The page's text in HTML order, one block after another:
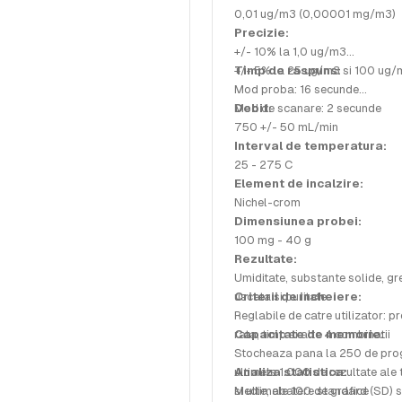
0,01 ug/m3 (0,00001 mg/m3)
Precizie:
+/- 10% la 1,0 ug/m3
+/- 5% la 25 ug/m3 si 100 ug/
Timp de raspuns:
Mod proba: 16 secunde
Mod de scanare: 2 secunde
Debit:
750 +/- 50 mL/min
Interval de temperatura:
25 - 275 C
Element de incalzire:
Nichel-crom
Dimensiunea probei:
100 mg - 40 g
Rezultate:
Umiditate, substante solide,
uscata si puritate
Criterii de incheiere:
Reglabile de catre utilizator:
rata, timp si alte 4 combinatii
Capacitate de memorie:
Stocheaza pana la 250 de
ultimele 1.000 de rezultate ale
si ultimele 100 de grafice
Analiza statistica:
Medie, abatere standard (SD)